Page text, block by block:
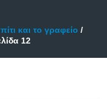
και το γραφείο /
12